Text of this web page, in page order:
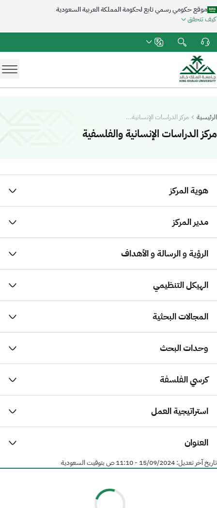
موقع حكومي رسمي تابع لحكومة المملكة العربية السعودية
كيف تتحقق
الرئيسية مركز الدراسات الإنسانية...
مركز الدراسات الإنسانية والفلسفية
-
هوية المركز
مدير المركز
الرؤية و الرسالة و الأهداف
الهيكل التنظيمي
المجالات البحثية
وحدات البحث
كرسي الفلسفة
استراتيجية العمل
العنوان
تاريخ آخر تعديل:15/09/2024 - 11:10 ص بتوقيت السعودية